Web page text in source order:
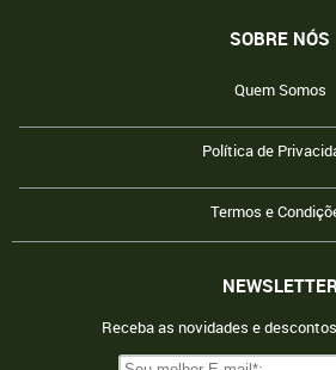
SOBRE NÓS
Quem Somos
Política de
Termos e
Receba as novidades e